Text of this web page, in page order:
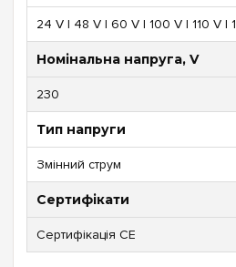
24 V | 48 V | 60 V | 100 V | 110 V |
Номінальна напруга, V
230
Тип напруги
Змінний струм
Сертифікати
Сертифікація CE